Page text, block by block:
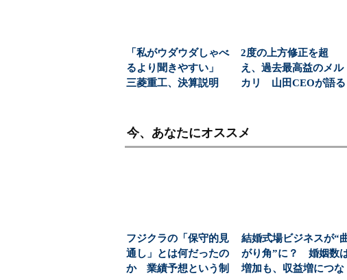
「私がウダウダしゃべ
るより聞きやすい」
三菱重工、決算説明
2度の上方修正を超
え、過去最高益のメル
カリ 山田CEOが語る
今、あなたにオススメ
フジクラの「保守的見
通し」とは何だったの
か 業績予想という制
結婚式場ビジネスが“
がり角”に？ 婚姻数
増加も、収益増につな